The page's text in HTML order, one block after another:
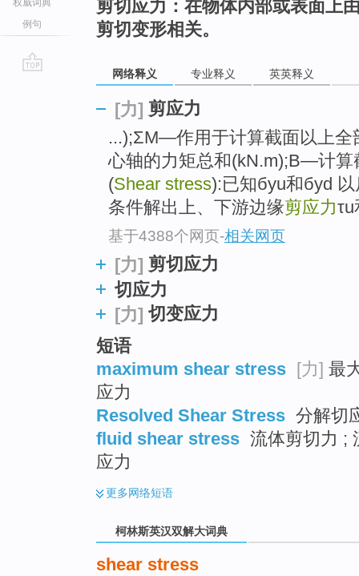
权威词典
例句
剪切应力：在物体内部或表面上
剪切变形相关。
网络释义 专业释义 英英释义
[力] 剪应力
...);ΣM―作用于计算截面以上全
心轴的力矩总和(kN.m);B―计算
(Shear stress):已知бyu和бyd
条件解出上、下游边缘剪应力
基于4388个网页-相关网页
[力] 剪切应力
切应力
[力] 切变应力
短语
maximum shear stress
[力] 最
应力
Resolved Shear Stress 分解切
fluid shear stress 流体剪切力 ;
应力
更多网络短语
柯林斯英汉双解大词典
shear stress